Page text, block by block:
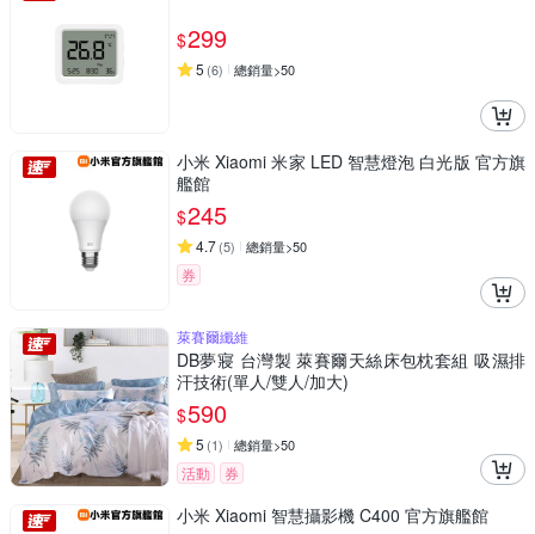
$299
5 (6) 總銷量>50
小米 Xiaomi 米家 LED 智慧燈泡 白光版 官方旗
艦館
$245
4.7(5) 總銷量>50
券
萊賽爾纖維
DB夢寢 台灣製 萊賽爾天絲床包枕套組 吸濕排
汗技術(單人/雙人/加大)
$590
5 (1) 總銷量>50
活動 券
小米 Xiaomi 智慧攝影機 C400 官方旗艦館